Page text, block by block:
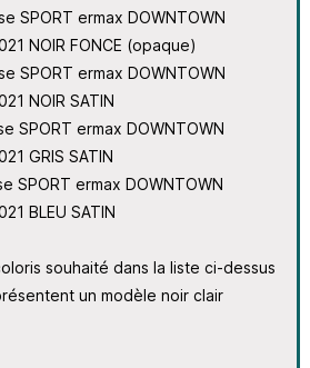
SPORT ermax DOWNTOWN
NOIR FONCE (opaque)
SPORT ermax DOWNTOWN
NOIR SATIN
SPORT ermax DOWNTOWN
GRIS SATIN
SPORT ermax DOWNTOWN
BLEU SATIN
souhaité dans la liste ci-dessus
un modèle noir clair